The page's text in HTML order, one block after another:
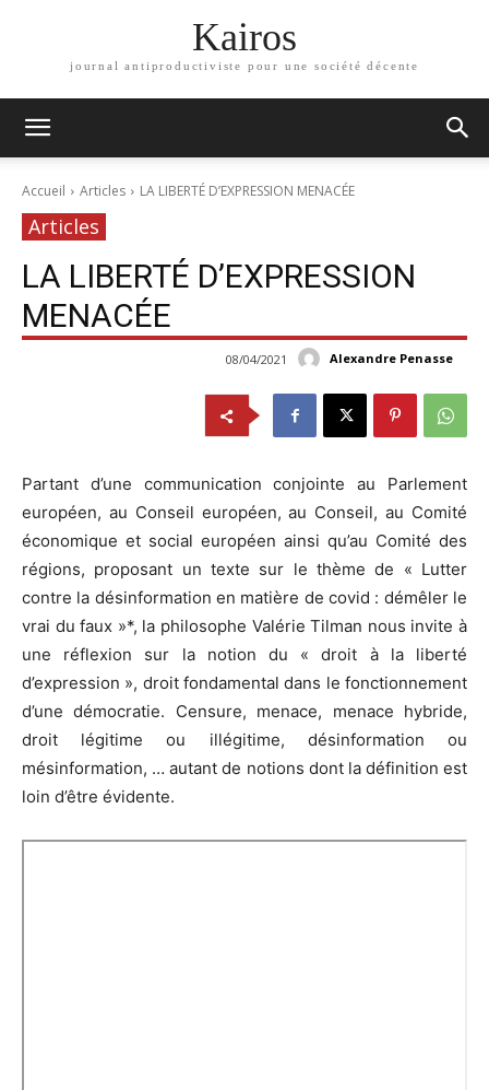
Kairos
journal antiproductiviste pour une société décente
Accueil Articles LA LIBERTÉ D’EXPRESSION MENACÉE
Articles
LA LIBERTÉ D’EXPRESSION
MENACÉE
Alexandre Penasse
08/04/2021
Partant d’une communication conjointe au Parlement
européen, au Conseil européen, au Conseil, au Comité
économique et social européen ainsi qu’au Comité des
régions, proposant un texte sur le thème de « Lutter
contre la désinformation en matière de covid : démêler le
vrai du faux »*, la philosophe Valérie Tilman nous invite à
une réflexion sur la notion du « droit à la liberté
d’expression », droit fondamental dans le fonctionnement
d’une démocratie. Censure, menace, menace hybride,
droit légitime ou illégitime, désinformation ou
mésinformation, … autant de notions dont la définition est
loin d’être évidente.